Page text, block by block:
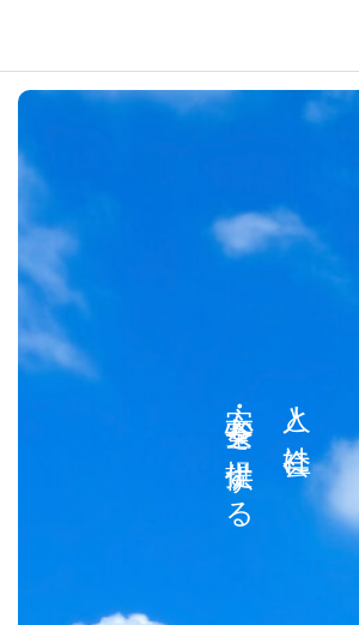
人と社会に
安心・安全を提供する